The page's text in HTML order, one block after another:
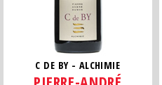
C DE BY - ALCHIMIE